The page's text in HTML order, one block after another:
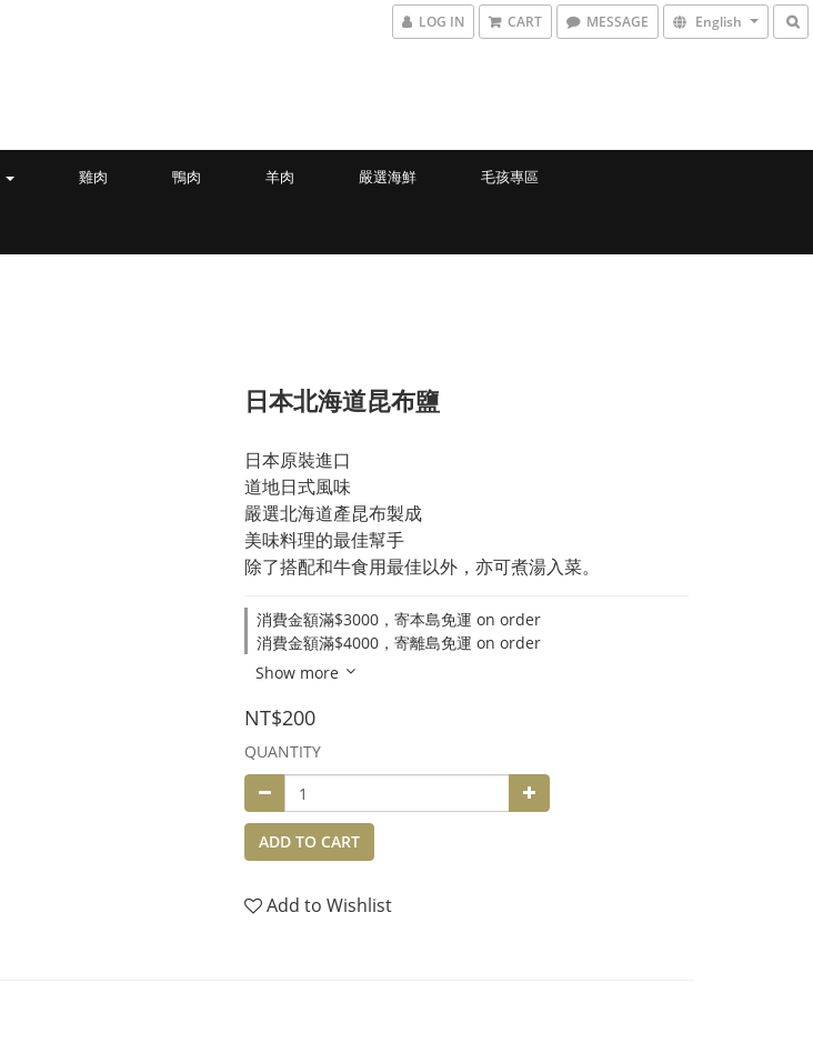
LOG IN CART MESSAGE English
雞肉 鴨肉 羊肉 嚴選海鮮 毛孩專區
日本北海道昆布鹽
日本原裝進口
道地日式風味
嚴選北海道產昆布製成
美味料理的最佳幫手
除了搭配和牛食用最佳以外，亦可煮湯入菜。
消費金額滿$3000，寄本島免運 on order
消費金額滿$4000，寄離島免運 on order
Show more
NT$200
QUANTITY
ADD TO CART
Add to Wishlist